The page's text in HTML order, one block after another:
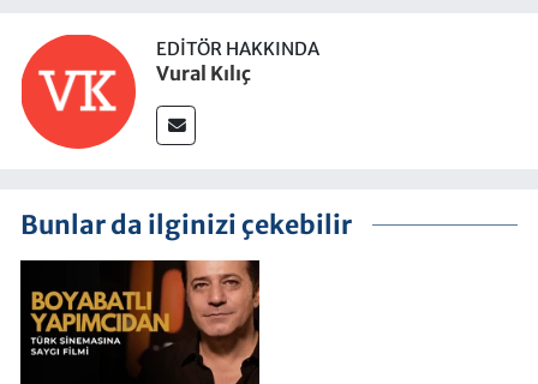
EDITÖR HAKKINDA
Vural Kılıç
Bunlar da ilginizi çekebilir